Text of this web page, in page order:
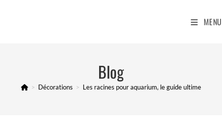
MENU
Blog
> Décorations > Les racines pour aquarium, le guide ultime